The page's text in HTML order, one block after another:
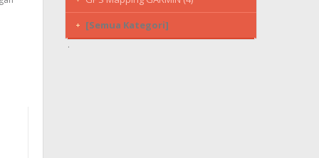
[Semua Kategori]